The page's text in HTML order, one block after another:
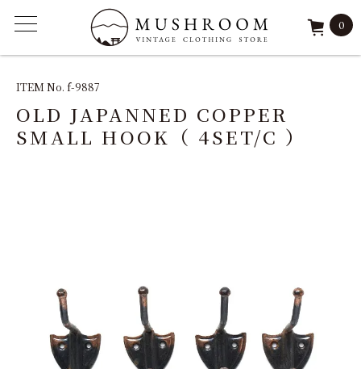
FEATURE
0
ITEM No. f-9887
OLD JAPANNED COPPER
SMALL HOOK（ 4SET/C ）